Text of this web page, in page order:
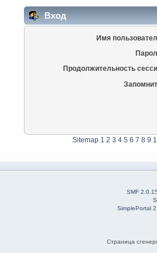
Вход
Имя
Продолжительность
Sitemap 1 2 3 4 5 6 7 8 9
SMF
SimplePortal
Страница